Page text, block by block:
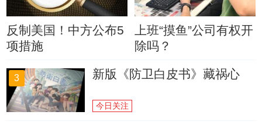
反制美国！中方公布5
项措施
上班“摸鱼”公司有权开
除吗？
3 新版《防卫白皮书》藏祸心
今日关注